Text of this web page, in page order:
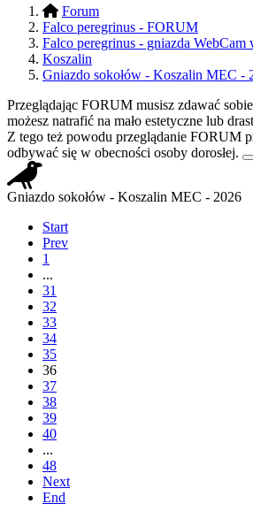
Forum
Falco peregrinus - FORUM
Falco peregrinus - gniazda WebCam
Koszalin
Gniazdo sokołów - Koszalin MEC -
Przeglądając FORUM musisz zdawać
możesz natrafić na mało estetyczne lub
Z tego też powodu przeglądanie FORUM
odbywać się w obecności osoby dorosłej.
Gniazdo sokołów - Koszalin MEC - 2026
Start
Prev
1
...
31
32
33
34
35
36
37
38
39
40
...
48
Next
End